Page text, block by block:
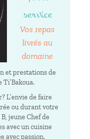
service
Vos repas
livrés au
domaine
et prestations de
L’envie de faire
ou durant votre
jeune Chef de
avec un cuisine
avec passion.